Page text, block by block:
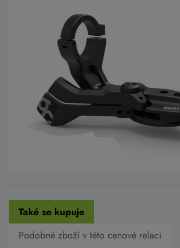
Také se kupuje
Podobné zboží v této cenové relaci